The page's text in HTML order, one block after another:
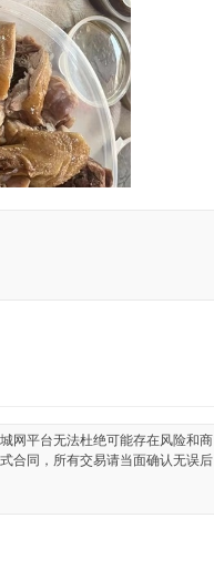
网平台无法杜绝可能存在风险和商
合同，所有交易请当面确认无误后